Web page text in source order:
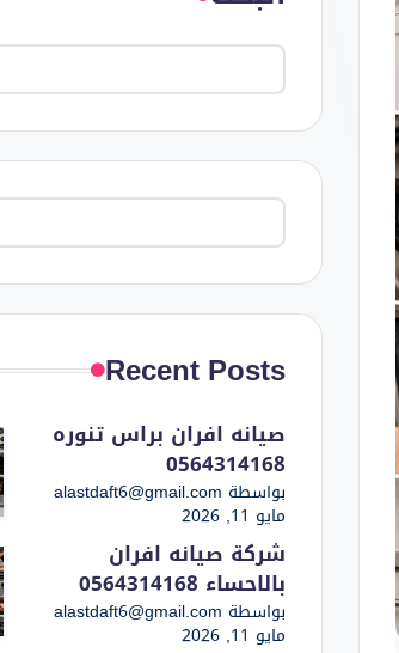
البحث
Recent Posts
صيانه افران براس تنوره
0564314168
بواسطة alastdaft6@gmail.com
مايو 11, 2026
شركة صيانه افران
بالاحساء 0564314168
بواسطة alastdaft6@gmail.com
مايو 11, 2026